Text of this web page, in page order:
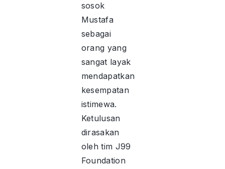
sosok
Mustafa
sebagai
orang yang
sangat layak
mendapatkan
kesempatan
istimewa.
Ketulusan
dirasakan
oleh tim J99
Foundation